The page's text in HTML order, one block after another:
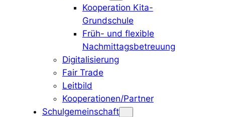
Kooperation Kita-
Grundschule
Früh- und flexible
Nachmittagsbetreuung
Digitalisierung
Fair Trade
Leitbild
Kooperationen/Partner
Schulgemeinschaft